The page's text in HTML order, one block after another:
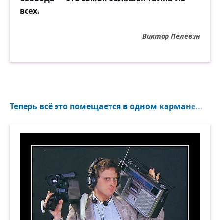
всех.
Виктор Пелевин
Теперь всё это помещается в одном кармане...